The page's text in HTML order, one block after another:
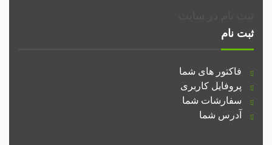
ثبت نام
فاکتور های شما
پروفایل کاربری
سفارشات شما
آدرس شما